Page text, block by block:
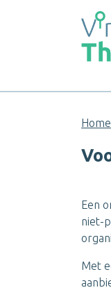
Home
Een
niet-
Met